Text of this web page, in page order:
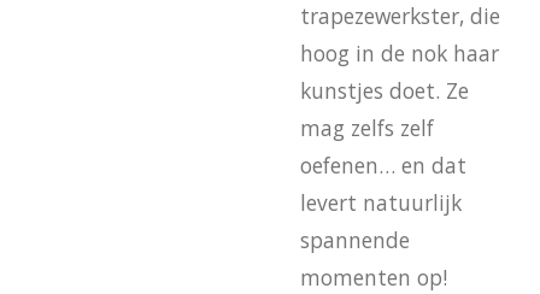
trapezewerkster, die
hoog in de nok haar
kunstjes doet. Ze
mag zelfs zelf
oefenen… en dat
levert natuurlijk
spannende
momenten op!